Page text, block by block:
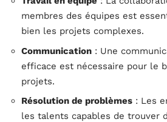
membres des équipes est
bien les projets complexes.
Communication : Une
efficace est nécessaire pour le
projets.
Résolution de problèmes : Les
les talents capables de trouver